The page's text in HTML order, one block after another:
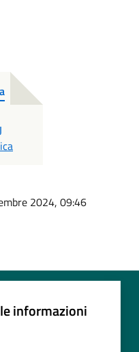
2024, 09:46
informazioni